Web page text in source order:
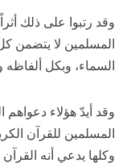
وقد رتبوا على ذلك
المسلمين لا يتضمن
السماء، وبكل ألفاظه
وقد أيدّ هؤلاء دعواهم
المسلمين للقرآن
وكلها يدعي أنه